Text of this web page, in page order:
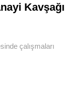
Kavşağı
çalışmaları